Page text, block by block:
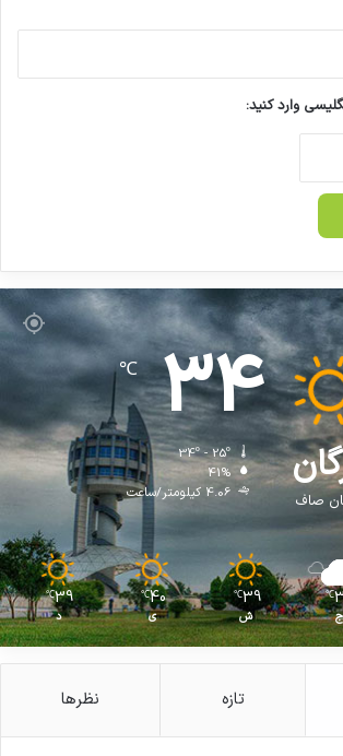
وارد کنید:
صاف
34
℃
34º - 25º
41%
4.06 کیلومتر/ساعت
℃
ج
39
℃
ش
40
℃
ی
39
℃
د
تازه نظرها